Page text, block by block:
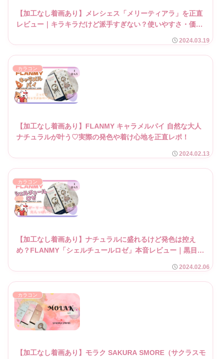
【加工なし着画あり】メレシェス「メリーティアラ」を正直
レビュー｜キラキラだけど派手すぎない？使いやすさ・価
2024.03.19
カラコン
【加工なし着画あり】FLANMY キャラメルパイ 自然な大人
ナチュラルが叶う♡実際の発色や着け心地を正直レポ！
2024.02.13
カラコン
【加工なし着画あり】ナチュラルに盛れるけど発色は控え
め？FLANMY「シェルチュールロゼ」本音レビュー｜黒目と
2024.02.06
カラコン
【加工なし着画あり】モラク SAKURA SMORE（サクラスモ